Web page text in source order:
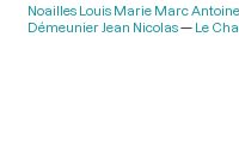
Noailles Louis Marie Marc
Démeunier Jean Nicolas
Le